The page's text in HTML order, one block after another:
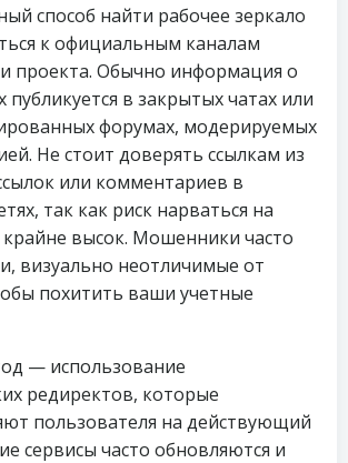
способ найти рабочее зеркало
к официальным каналам
проекта. Обычно информация о
публикуется в закрытых чатах или
форумах, модерируемых
Не стоит доверять ссылкам из
или комментариев в
так как риск нарваться на
высок. Мошенники часто
визуально неотличимые от
похитить ваши учетные
— использование
редиректов, которые
пользователя на действующий
сервисы часто обновляются и